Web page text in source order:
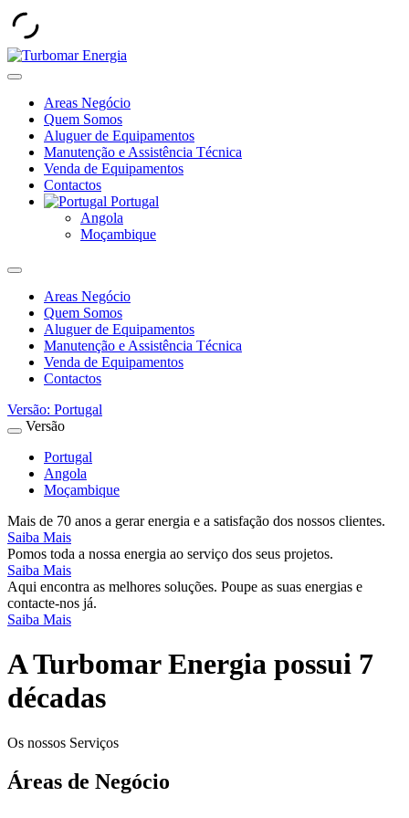
Areas Negócio
Quem Somos
Aluguer de Equipamentos
Manutenção e Assistência Técnica
Venda de Equipamentos
Contactos
Portugal
Angola
Moçambique
Areas Negócio
Quem Somos
Aluguer de Equipamentos
Manutenção e Assistência Técnica
Venda de Equipamentos
Contactos
Versão: Portugal
Versão
Portugal
Angola
Moçambique
Mais de 70 anos a gerar energia e a satisfação dos nossos clientes.
Saiba Mais
Pomos toda a nossa energia ao serviço dos seus projetos.
Saiba Mais
Aqui encontra as melhores soluções. Poupe as suas energias e
contacte-nos já.
Saiba Mais
A Turbomar Energia possui 7
décadas
Os nossos Serviços
Áreas de Negócio